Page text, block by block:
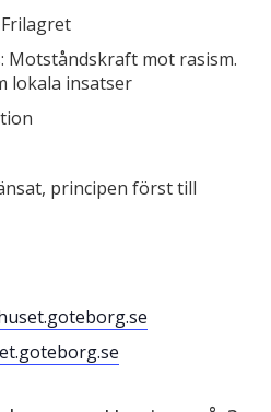
Motståndskraft mot rasism.
lokala insatser
principen först till